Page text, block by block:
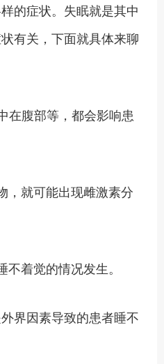
的症状。失眠就是其中
有关，下面就具体来聊
在腹部等，都会影响患
，就可能出现雌激素分
着觉的情况发生。
界因素导致的患者睡不